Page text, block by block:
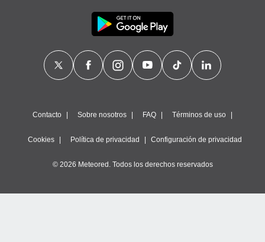
Contacto Sobre nosotros FAQ Términos de uso
Cookies Política de privacidad Configuración de privacidad
© 2026 Meteored. Todos los derechos reservados